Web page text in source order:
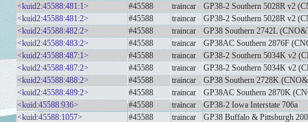
<kuid2:45588:481:1>
#45588 traincar
GP38-2 Southern 5028R v2
<kuid2:45588:481:2>
#45588 traincar
GP38-2 Southern 5028R v2
<kuid2:45588:482:2>
#45588 traincar
GP38 Southern 2742L
<kuid2:45588:483:2>
#45588 traincar
GP38AC Southern 2876F
<kuid2:45588:487:1>
#45588 traincar
GP38-2 Southern 5034K v2
<kuid2:45588:487:2>
#45588 traincar
GP38-2 Southern 5034K v2
<kuid2:45588:488:2>
#45588 traincar
GP38 Southern 2728K
<kuid2:45588:489:2>
#45588 traincar
GP38AC Southern 2870K
<kuid:45588:936>
#45588 traincar
GP38-2 Iowa Interstate 706a
<kuid:45588:1057>
#45588 traincar
GP38 Buffalo & Pittsburgh